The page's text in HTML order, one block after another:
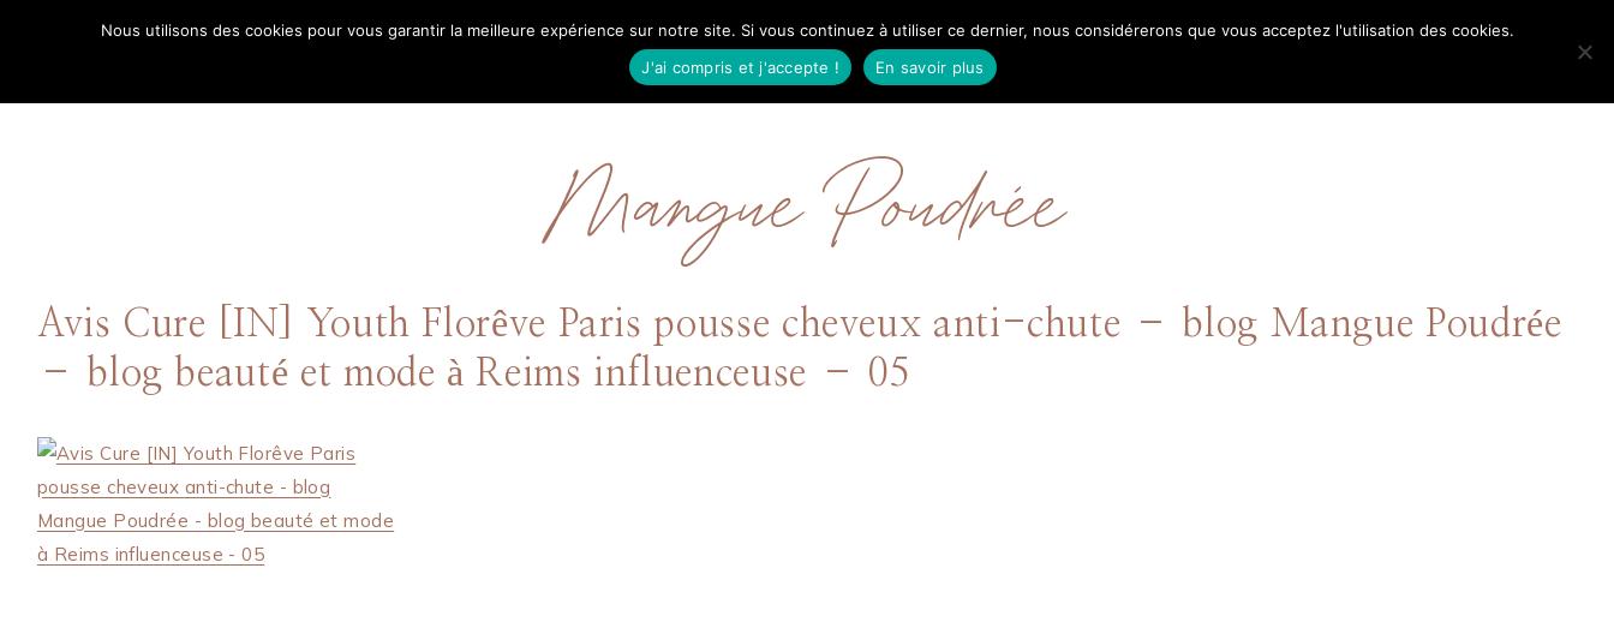
MODE VOYAGES
Mangue Poudrée
Comment puis-je
vous aider ?
Avis Cure [IN] Youth Florêve Paris pousse cheveux anti-chute – blog Mangue Poudrée
– blog beauté et mode à Reims influenceuse – 05
Nous utilisons des cookies pour vous garantir la meilleure expérience sur notre site. Si vous continuez à utiliser ce dernier, nous considérerons que vous acceptez l'utilisation des cookies.
J'ai compris et j'accepte !
En savoir plus